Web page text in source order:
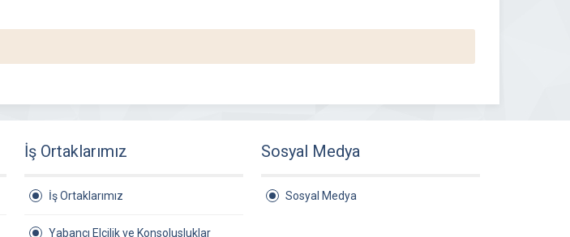
İş Ortaklarımız
İş Ortaklarımız
Yabancı Elçilik ve Konsolusluklar
Sosyal Medya
Sosyal Medya